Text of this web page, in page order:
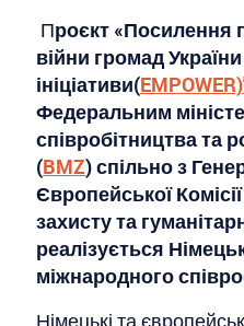
Проєкт «Посилення
війни громад
ініціативи(
Федеральним
співробітництва та
(BMZ) спільно з
Європейської
захисту та
реалізується
міжнародного
Німецькі та